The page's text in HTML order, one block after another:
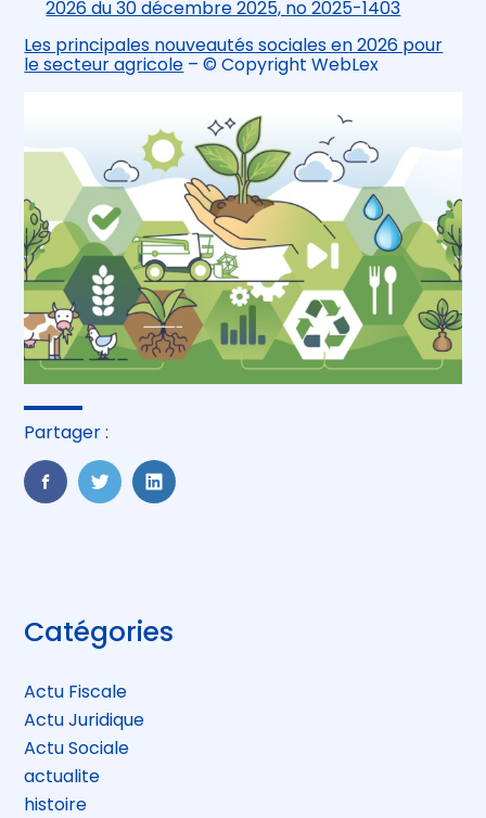
2026 du 30 décembre 2025, no 2025-1403
Les principales nouveautés sociales en 2026 pour
le secteur agricole – © Copyright WebLex
Partager :
FaceBook
TwitterLinkedIn
Blog
sidebar
Catégories
Actu Fiscale
Actu Juridique
Actu Sociale
actualite
histoire